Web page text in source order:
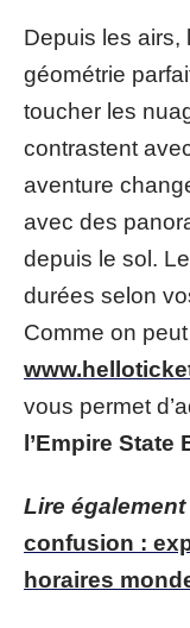
Depuis les airs,
géométrie
toucher les
contrastent
aventure
avec des
depuis le sol.
durées selon
Comme on
vous permet
l’Empire State
Lire également
confusion :
horaires